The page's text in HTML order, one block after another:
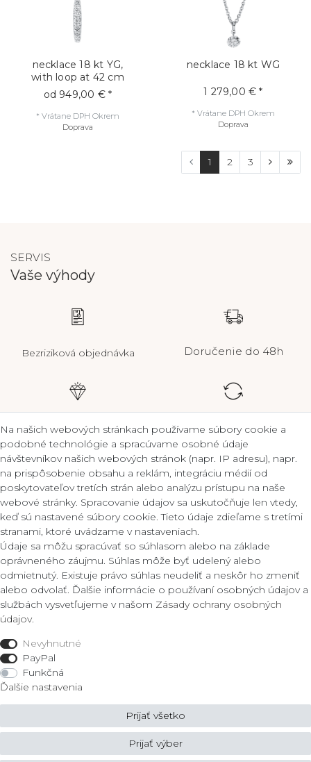
necklace 18 kt YG,
with loop at 42 cm
od 949,00 € *
* Vrátane DPH Okrem
Doprava
necklace 18 kt WG
1 279,00 € *
* Vrátane DPH Okrem
Doprava
1 2 3
SERVIS
Vaše výhody
Bezriziková objednávka Doručenie do 48h
Certifikát kvality
Zostavte jednotlivé
výbery
Kontakt
ZLATO lux Košice s.r.o.
Obrody 23,
040 11 Košice
Fon: 055/685 78 60
info@zlatolux.sk
Legálne
Podmienky
Zásady ochrany osobných
Reklamacny formular
© Copyright 2026 ZLATO lux Košice s.r.o. | Všetky práva vyhradené.
Na našich webových stránkach používame súbory cookie a
podobné technológie a spracúvame osobné údaje
návštevníkov našich webových stránok (napr. IP adresu), napr.
na prispôsobenie obsahu a reklám, integráciu médií od
poskytovateľov tretích strán alebo analýzu prístupu na naše
webové stránky. Spracovanie údajov sa uskutočňuje len vtedy,
keď sú nastavené súbory cookie. Tieto údaje zdieľame s tretími
stranami, ktoré uvádzame v nastaveniach.
Údaje sa môžu spracúvať so súhlasom alebo na základe
oprávneného záujmu. Súhlas môže byť udelený alebo
odmietnutý. Existuje právo súhlas neudeliť a neskôr ho zmeniť
alebo odvolať. Ďalšie informácie o používaní osobných údajov a
službách vysvetľujeme v našom Zásady ochrany osobných
údajov.
Nevyhnutné
PayPal
Funkčná
Ďalšie nastavenia
Prijať všetko
Prijať výber